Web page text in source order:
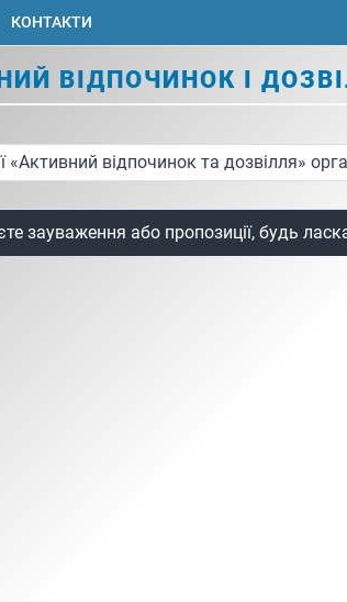
КОНТАКТИ
ВІДПОЧИНОК І
«Активний відпочинок та дозвілля»
зауваження або пропозиції, будь